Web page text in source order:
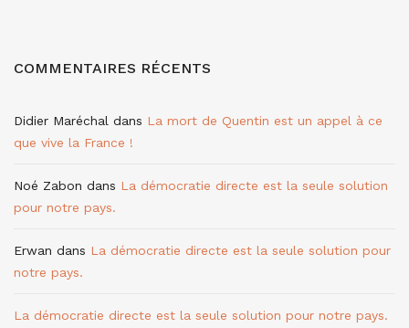
COMMENTAIRES RÉCENTS
Didier Maréchal dans La mort de Quentin est un appel à ce
que vive la France !
Noé Zabon dans La démocratie directe est la seule solution
pour notre pays.
Erwan dans La démocratie directe est la seule solution pour
notre pays.
La démocratie directe est la seule solution pour notre pays.